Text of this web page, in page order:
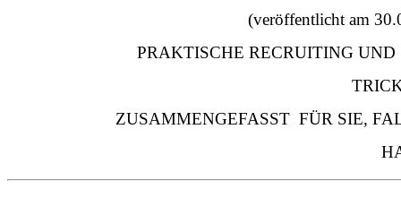
(veröffentlicht am
PRAKTISCHE RECRUITING
ZUSAMMENGEFASST FÜR SIE,